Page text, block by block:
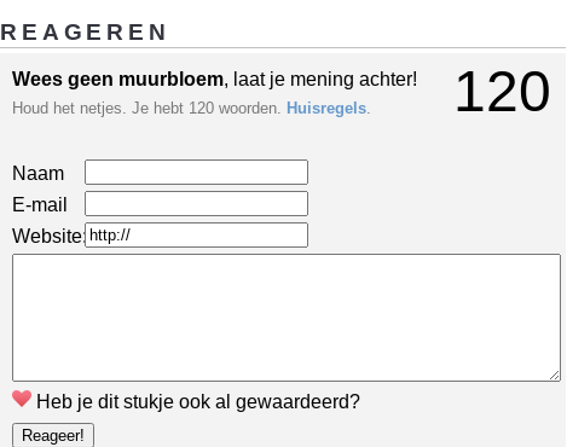
REAGEREN
120
Wees geen muurbloem, laat je mening achter!
Houd het netjes. Je hebt 120 woorden. Huisregels.
Naam
E-mail
Website:
Heb je dit stukje ook al gewaardeerd?